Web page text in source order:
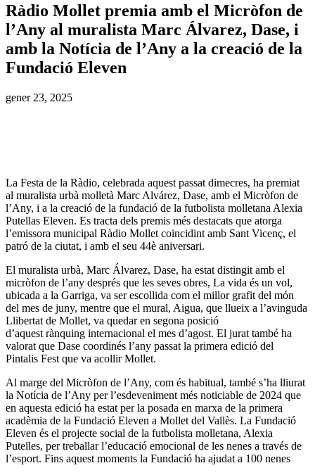
Ràdio Mollet premia amb el Micròfon de
l’Any al muralista Marc Álvarez, Dase, i
amb la Notícia de l’Any a la creació de la
Fundació Eleven
gener 23, 2025
La Festa de la Ràdio, celebrada aquest passat dimecres, ha premiat
al muralista urbà molletà Marc Alvárez, Dase, amb el Micròfon de
l’Any, i a la creació de la fundació de la futbolista molletana Alexia
Putellas Eleven. Es tracta dels premis més destacats que atorga
l’emissora municipal Ràdio Mollet coincidint amb Sant Vicenç, el
patró de la ciutat, i amb el seu 44è aniversari.
El muralista urbà, Marc Álvarez, Dase, ha estat distingit amb el
micròfon de l’any després que les seves obres, La vida és un vol,
ubicada a la Garriga, va ser escollida com el millor grafit del món
del mes de juny, mentre que el mural, Aigua, que llueix a l’avinguda
Llibertat de Mollet, va quedar en segona posició
d’aquest rànquing internacional el mes d’agost. El jurat també ha
valorat que Dase coordinés l’any passat la primera edició del
Pintalis Fest que va acollir Mollet.
Al marge del Micròfon de l’Any, com és habitual, també s’ha lliurat
la Notícia de l’Any per l’esdeveniment més noticiable de 2024 que
en aquesta edició ha estat per la posada en marxa de la primera
acadèmia de la Fundació Eleven a Mollet del Vallès. La Fundació
Eleven és el projecte social de la futbolista molletana, Alexia
Putelles, per treballar l’educació emocional de les nenes a través de
l’esport. Fins aquest moments la Fundació ha ajudat a 100 nenes